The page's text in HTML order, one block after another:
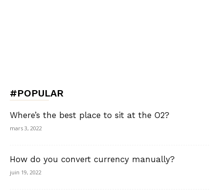
#POPULAR
Where’s the best place to sit at the O2?
mars 3, 2022
How do you convert currency manually?
juin 19, 2022